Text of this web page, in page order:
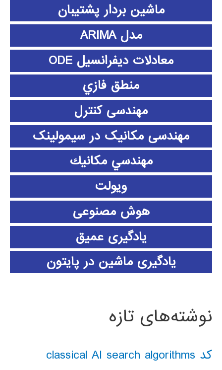
ماشین بردار پشتیبان
مدل ARIMA
معادلات دیفرانسیل ODE
منطق فازي
مهندسی کنترل
مهندسی مکانیک در سیمولینک
مهندسي مكانيك
ویولت
هوش مصنوعی
یادگیری عمیق
یادگیری ماشین در پایتون
نوشته‌های تازه
کد classical AI search algorithms